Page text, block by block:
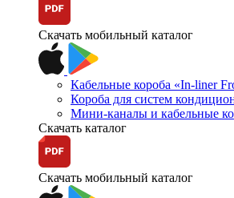
Скачать мобильный каталог
Кабельные короба «In-liner
Короба для систем
Мини-каналы и кабельные
Скачать каталог
Скачать мобильный каталог